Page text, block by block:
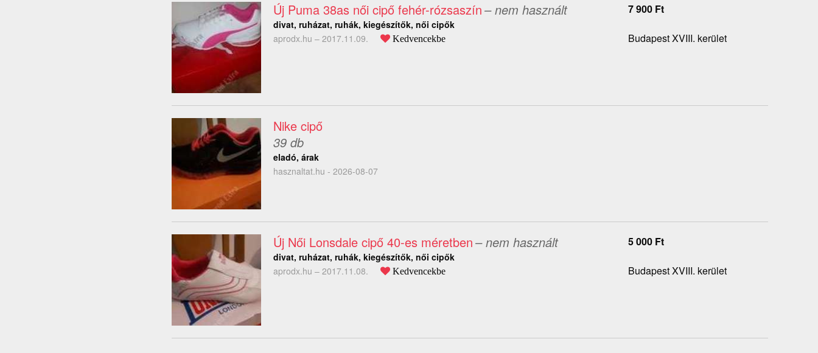
Új Puma 38as női cipő fehér-rózsaszín– nem használt
divat, ruházat, ruhák, kiegészítők, női cipők
aprodx.hu – 2017.11.09. Kedvencekbe
7 900 Ft
Budapest XVIII. kerület
Nike cipő
39 db
eladó, árak
hasznaltat.hu - 2026-08-07
Új Női Lonsdale cipő 40-es méretben– nem használt
divat, ruházat, ruhák, kiegészítők, női cipők
aprodx.hu – 2017.11.08. Kedvencekbe
5 000 Ft
Budapest XVIII. kerület